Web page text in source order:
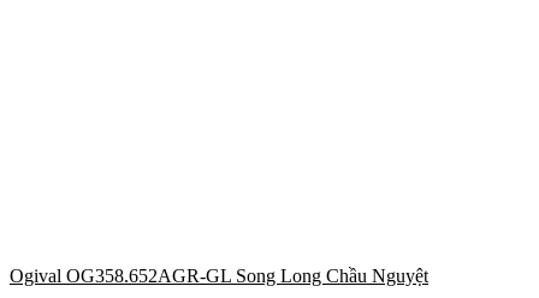
Ogival OG358.652AGR-GL Song Long Chầu Nguyệt